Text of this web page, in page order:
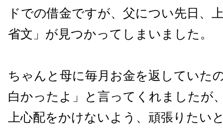
ドでの借金ですが、父につい先日、
省文」が見つかってしまいました。
ちゃんと母に毎月お金を返していた
白かったよ」と言ってくれましたが
上心配をかけないよう、頑張りたい